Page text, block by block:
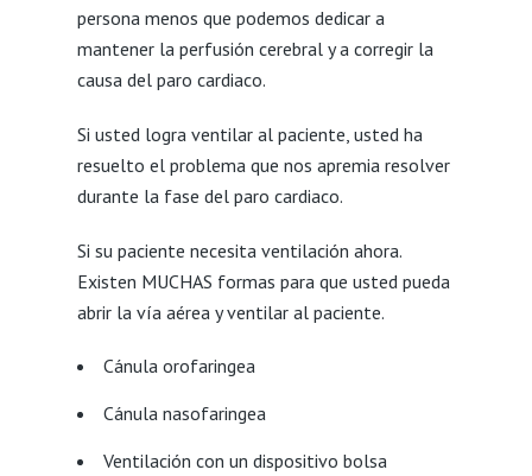
persona menos que podemos dedicar a
mantener la perfusión cerebral y a corregir la
causa del paro cardiaco.
Si usted logra ventilar al paciente, usted ha
resuelto el problema que nos apremia resolver
durante la fase del paro cardiaco.
Si su paciente necesita ventilación ahora.
Existen MUCHAS formas para que usted pueda
abrir la vía aérea y ventilar al paciente.
Cánula orofaringea
Cánula nasofaringea
Ventilación con un dispositivo bolsa